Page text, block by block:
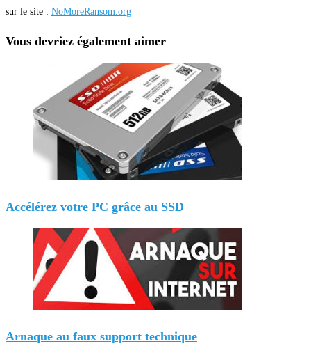
sur le site : NoMoreRansom.org
Vous devriez également aimer
Accélérez votre PC grâce au SSD
Arnaque au faux support technique